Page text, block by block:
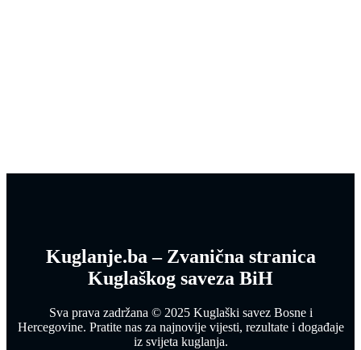
Kuglanje.ba – Zvanična stranica
Kuglaškog saveza BiH
Sva prava zadržana © 2025 Kuglaški savez Bosne i
Hercegovine. Pratite nas za najnovije vijesti, rezultate i događaje
iz svijeta kuglanja.